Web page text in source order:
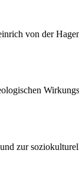
von der
zur